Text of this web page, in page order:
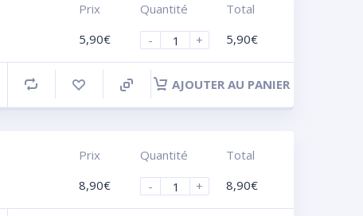
Prix
5,90€
Quantité
-
+
Total
5,90€
AJOUTER AU PANIER
Prix
8,90€
Quantité
-
+
Total
8,90€